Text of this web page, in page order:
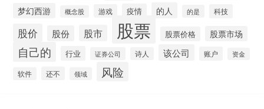
梦幻西游 概念股 游戏 疫情 的人 的是 科技
股价 股份 股市 股票 股票价格 股票市场
自己的 行业 证券公司 诗人 该公司 账户 资金
软件 还不 领域 风险